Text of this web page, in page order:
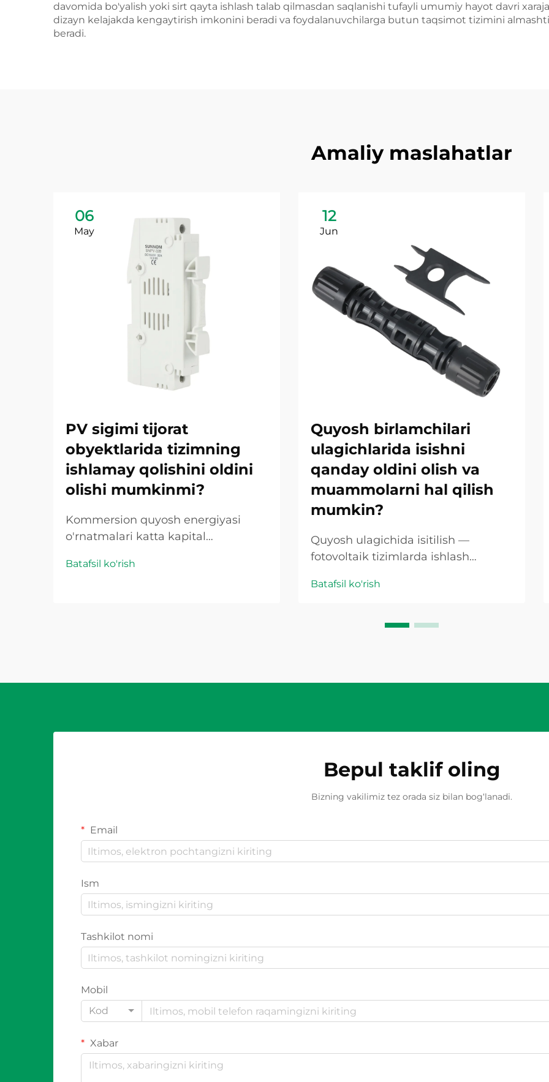
davomida bo'yalish yoki sirt qayta ishlash talab qilmasdan saqlanishi tufayli umumiy hayot davri
dizayn kelajakda kengaytirish imkonini beradi va foydalanuvchilarga butun taqsimot tizimini
beradi.
Amaliy maslahatlar
06
May
PV sigimi tijorat
obyektlarida tizimning
ishlamay qolishini oldini
olishi mumkinmi?
Kommersion quyosh energiyasi
o'rnatmalari katta kapital
qanday rejasiz ishlamay qolish
Batafsil ko'rish
12
Jun
Quyosh birlamchilari
ulagichlarida isishni
qanday oldini olish va
muammolarni hal qilish
mumkin?
Quyosh ulagichida isitilish —
fotovoltaik tizimlarda ishlash
xavfli vaziyatlarga sabab bo'ladigan
qoldiriladigan sabablardan biridir.
Batafsil ko'rish
Bepul taklif oling
Bizning vakilimiz tez orada siz bilan bog‘lanadi.
Email
Ism
Tashkilot nomi
Mobil
Kod
Xabar